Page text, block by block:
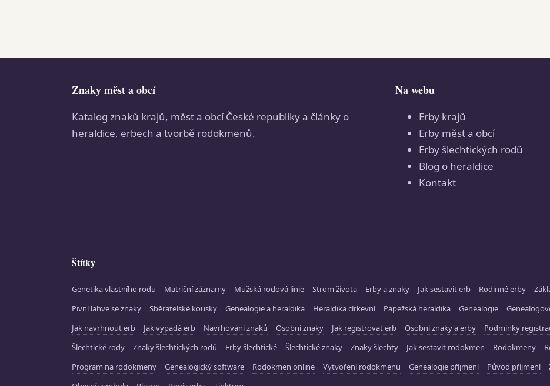
Znaky měst a obcí
Katalog znaků krajů, měst a obcí České republiky a články o
heraldice, erbech a tvorbě rodokmenů.
Na webu
Erby krajů
Erby měst a obcí
Erby šlechtických rodů
Blog o heraldice
Kontakt
Štítky
Genetika vlastního rodu Matriční záznamy Mužská rodová linie Strom života Erby a znaky Jak sestavit erb Rodinné erby
Pivní lahve se znaky
Sběratelské kousky Genealogie a heraldika Heraldika církevní Papežská heraldika Genealogie
Jak navrhnout erb
Jak vypadá erb Navrhování znaků Osobní znaky Jak registrovat erb Osobní znaky a erby Podmínky
Šlechtické rody
Znaky šlechtických rodů Erby šlechtické Šlechtické znaky Znaky šlechty Jak sestavit rodokmen Rodokmeny
Program na rodokmeny
Genealogický software Rodokmen online Vytvoření rodokmenu Genealogie příjmení Původ příjmení